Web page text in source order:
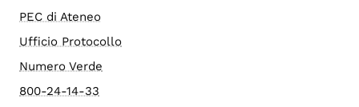
PEC di Ateneo
Ufficio Protocollo
Numero Verde
800-24-14-33